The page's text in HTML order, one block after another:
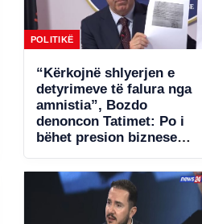
POLITIKË
“Kërkojnë shlyerjen e
detyrimeve të falura nga
amnistia”, Bozdo
denoncon Tatimet: Po i
bëhet presion bizneseve.
s’ka miratuar aktet
nënligjore!